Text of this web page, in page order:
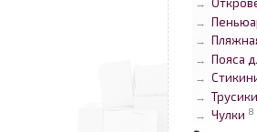
→
→
→
→ Пояса
→
→
→ Чулки 8